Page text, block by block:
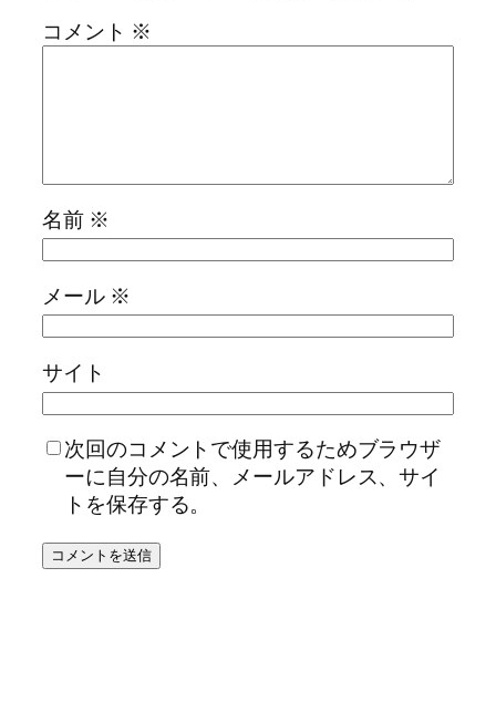
コメント ※
名前 ※
メール ※
サイト
次回のコメントで使用するためブラウザ
ーに自分の名前、メールアドレス、サイ
トを保存する。